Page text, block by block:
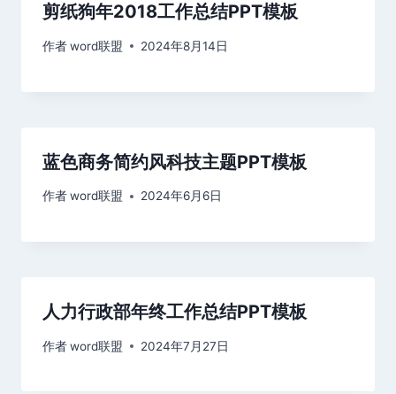
剪纸狗年2018工作总结PPT模板
作者word联盟 2024年8月14日
蓝色商务简约风科技主题PPT模板
作者word联盟 2024年6月6日
人力行政部年终工作总结PPT模板
作者word联盟 2024年7月27日